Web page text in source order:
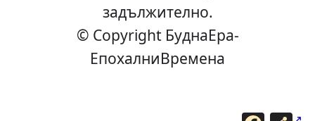
задължително.
© Copyright БуднаEра-
ЕпохалниВремена